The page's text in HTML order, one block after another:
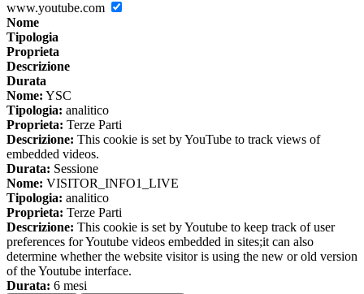
www.youtube.com
Nome
Tipologia
Proprieta
Descrizione
Durata
Nome: YSC
Tipologia: analitico
Proprieta: Terze Parti
Descrizione: This cookie is set by YouTube to track views of
embedded videos.
Durata: Sessione
Nome: VISITOR_INFO1_LIVE
Tipologia: analitico
Proprieta: Terze Parti
Descrizione: This cookie is set by Youtube to keep track of user
preferences for Youtube videos embedded in sites;it can also
determine whether the website visitor is using the new or old version
of the Youtube interface.
Durata: 6 mesi